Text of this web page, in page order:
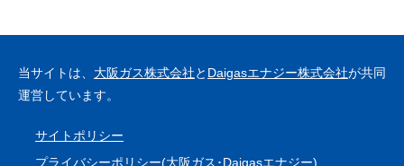
当サイトは、 大阪ガス株式会社と Daigasエナジー株式会社が共同
運営しています。
サイトポリシー
プライバシーポリシー(大阪ガス ･Daigasエナジー)